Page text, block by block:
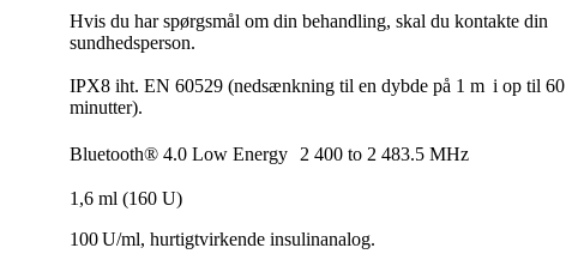
Hvis du har spørgsmål om din behandling, skal du kontakte din
sundhedsperson.
IPX8 iht. EN 60529 (nedsænkning til en dybde på 1 m i op til 60
minutter).
Bluetooth® 4.0 Low Energy 2 400 to 2 483.5 MHz
1,6 ml (160 U)
100 U/ml, hurtigtvirkende insulinanalog.